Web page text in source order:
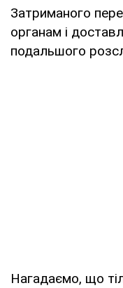
Затриманого
органам і
подальшого
Нагадаємо, що